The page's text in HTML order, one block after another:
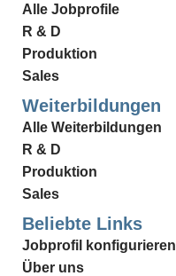
Alle Jobprofile
R & D
Produktion
Sales
Weiterbildungen
Alle Weiterbildungen
R & D
Produktion
Sales
Beliebte Links
Jobprofil konfigurieren
Über uns